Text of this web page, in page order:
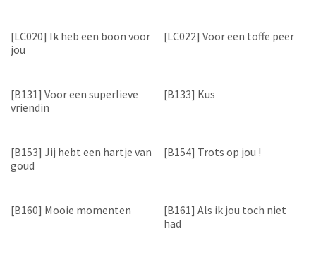
[LC020] Ik heb een boon voor
jou
[LC022] Voor een toffe peer
[B131] Voor een superlieve
vriendin
[B133] Kus
[B153] Jij hebt een hartje van
goud
[B154] Trots op jou !
[B160] Mooie momenten
[B161] Als ik jou toch niet
had